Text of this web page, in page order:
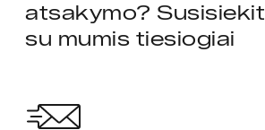
atsakymo?
su mumis tiesiogiai